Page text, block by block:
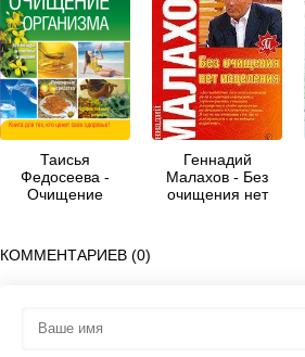
Таисья
Федосеева -
Очищение
Геннадий
Малахов - Без
очищения нет
КОММЕНТАРИЕВ (0)